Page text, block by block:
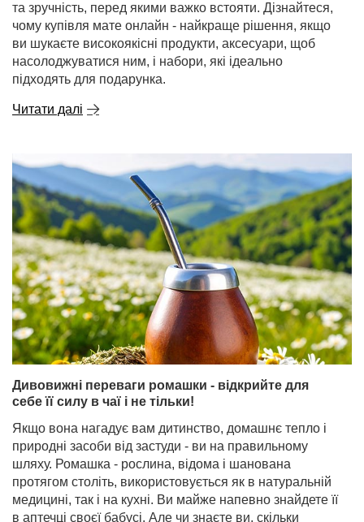
та зручність, перед якими важко встояти. Дізнайтеся,
чому купівля мате онлайн - найкраще рішення, якщо
ви шукаєте високоякісні продукти, аксесуари, щоб
насолоджуватися ним, і набори, які ідеально
підходять для подарунка.
Читати далі
Дивовижні переваги ромашки - відкрийте для
себе її силу в чаї і не тільки!
Якщо вона нагадує вам дитинство, домашнє тепло і
природні засоби від застуди - ви на правильному
шляху. Ромашка - рослина, відома і шанована
протягом століть, використовується як в натуральній
медицині, так і на кухні. Ви майже напевно знайдете її
в аптечці своєї бабусі. Але чи знаєте ви, скільки